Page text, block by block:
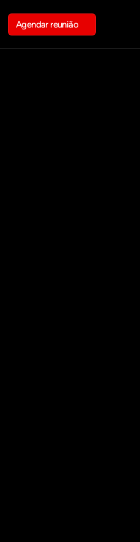
Agendar reunião
Get in touch